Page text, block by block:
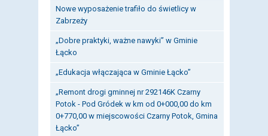
Nowe wyposażenie trafiło do świetlicy w
Zabrzeży
„Dobre praktyki, ważne nawyki” w Gminie
Łącko
„Edukacja włączająca w Gminie Łącko”
„Remont drogi gminnej nr 292146K Czarny
Potok - Pod Gródek w km od 0+000,00 do km
0+770,00 w miejscowości Czarny Potok, Gmina
Łącko”